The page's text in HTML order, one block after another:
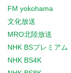
FM yokohama
文化放送
MRO北陸放送
NHK BSプレミアム
NHK BS4K